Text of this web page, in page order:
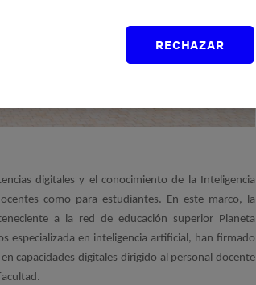
digitales y el conocimiento de la Inteligencia
como para estudiantes. En este marco, la
a la red de educación superior Planeta
especializada en inteligencia artificial, han firmado
capacidades digitales dirigido al personal docente
RECHAZAR